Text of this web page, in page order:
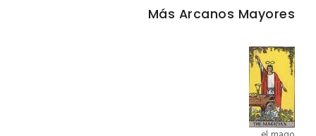
Más Arcanos Mayores